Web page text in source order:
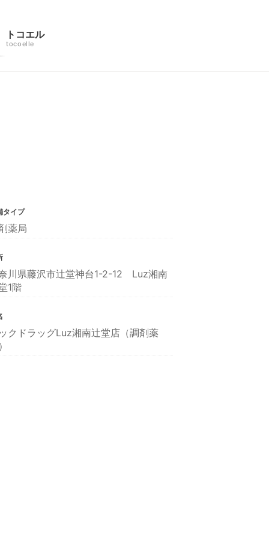
トコエル
tocoelle
タイプ
薬局
川県藤沢市辻堂神台1-2-12 Luz湘南
1階
クドラッグLuz湘南辻堂店（調剤薬